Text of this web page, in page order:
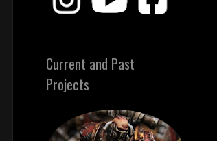
Current and Past
Projects